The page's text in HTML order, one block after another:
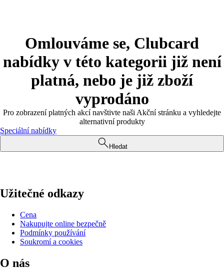
Omlouváme se, Clubcard
nabídky v této kategorii již není
platná, nebo je již zboží
vyprodáno
Pro zobrazení platných akcí navštivte naši Akční stránku a vyhledejte
alternativní produkty
Speciální nabídky
Hledat
Užitečné odkazy
Cena
Nakupujte online bezpečně
Podmínky používání
Soukromí a cookies
O nás